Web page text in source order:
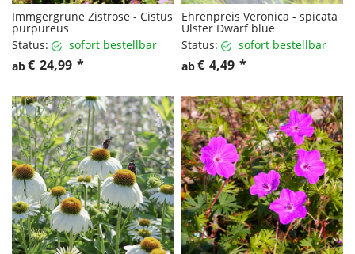
Immgergrüne Zistrose - Cistus
purpureus
Status:
sofort bestellbar
ab€ 24,99 *
Ehrenpreis Veronica - spicata
Ulster Dwarf blue
Status:
sofort bestellbar
ab€ 4,49 *